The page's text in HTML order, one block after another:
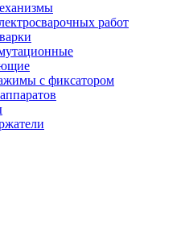
работ
с фиксатором